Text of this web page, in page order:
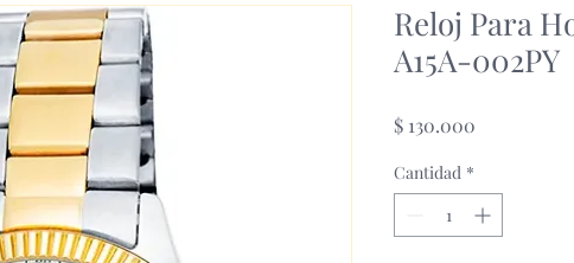
Reloj Para
A15A-002PY
$ 130.000
Cantidad *